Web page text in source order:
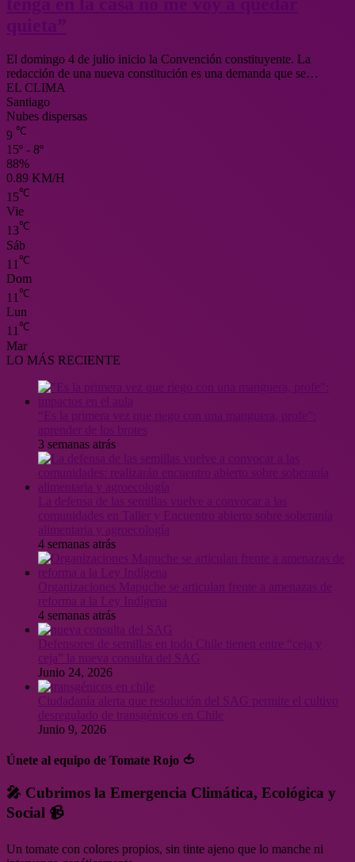
El domingo 4 de julio inicio la Convención constituyente. La
redacción de una nueva constitución es una demanda que se…
EL CLIMA
Santiago
Nubes dispersas
9 ℃
15º - 8º
88%
0.89 KM/H
15℃
Vie
13℃
Sáb
11 ℃
Dom
11 ℃
Lun
11℃
Mar
LO MÁS RECIENTE
3 semanas atrás
4 semanas atrás
Organizaciones Mapuche se articulan frente a amenazas de
4 semanas atrás
ceja” la nueva consulta del SAG
Junio 24, 2026
Ciudadanía alerta que resolución del SAG permite el cultivo
desregulado de transgénicos en Chile
Junio 9, 2026
Únete al equipo de Tomate Rojo 🍅
🎤 Cubrimos la Emergencia Climática, Ecológica y
Social 📹
Un tomate con colores propios, sin tinte ajeno que lo manche ni